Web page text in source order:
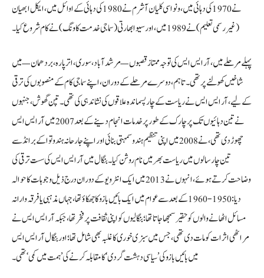
نے 1970 کی دہائی میں، ونواسی کلیان آشرم نے 1980 کی دہائی کے اوائل میں، ایکل ابھیان
(غیر رسمی تعلیم) نے 1989 میں، اور سیوا بھارتی (سماجی خدمت کا ونگ) نے کام شروع کیا۔
پہلے مرحلے میں، آر ایس ایس کی توجہ ممتاز قصبوں — مرشد آباد، سوری، اترپارہ، بردھمان — میں
شاخیں کھولنے پر تھی۔ تاہم، دوسرے مرحلے کے دوران، اپنے سماجی کام کے منصوبوں کی ترقی
کے لیے، آر ایس ایس نے ریاست کے چار پسماندہ علاقوں کی نشاندہی کی تھی۔ تپن گھوش، جنہوں
نے تین دہائیوں تک پرچارک کے طور پر خدمات انجام دینے کے بعد 2007 میں آر ایس ایس
چھوڑ دی تھی، نے 2008 میں اپنی تنظیم ہندو سمہتی بنائی اور اپنے جارحانہ ہندوتوا کے برانڈ سے
تین چار سالوں میں ریاست بھر میں نام روشن کیا۔ بنگال میں آر ایس ایس کی سست ترقی کی
وضاحت کرتے ہوئے، انہوں نے 2013 میں ایک انٹرویو کے دوران درج ذیل وجوہات کا حوالہ
دیا: 1950-1960 کے بعد سے عوام میں ایک بائیں بازو کا جھکاؤ تھا، جہاں مذہبی یا فرقہ وارانہ
مسائل اٹھانے والوں کو حقیر سمجھا جاتا تھا؛ بنگالیوں کو اپنی ثقافت پر فخر تھا، جبکہ آر ایس ایس نے
مراٹھی اثرات کو مات دی تھی، جس میں سبزی خوری کا غلبہ بھی شامل تھا؛ اور بنگال آر ایس ایس
میں بائیں بازو کی ’سیاسی دہشت گردی‘ کا مقابلہ کرنے کی ’ہمت میں کمی‘ تھی۔